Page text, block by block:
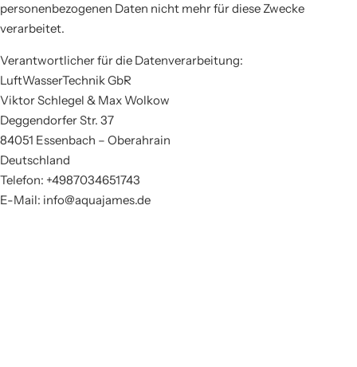
personenbezogenen Daten nicht mehr für diese Zwecke
verarbeitet.
Verantwortlicher für die Datenverarbeitung:
LuftWasserTechnik GbR
Viktor Schlegel & Max Wolkow
Deggendorfer Str. 37
84051 Essenbach – Oberahrain
Deutschland
Telefon: +4987034651743
E-Mail: info@aquajames.de